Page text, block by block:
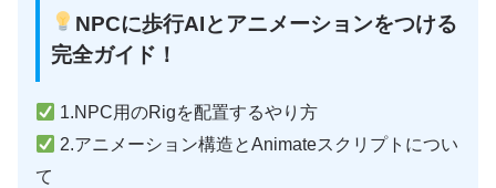
NPCに歩行AIとアニメーションをつける
完全ガイド！
1.NPC用のRigを配置するやり方
2.アニメーション構造とAnimateスクリプトについ
て